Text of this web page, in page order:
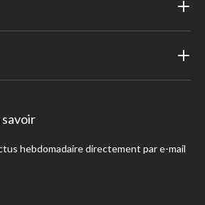
savoir
hebdomadaire directement par e-mail